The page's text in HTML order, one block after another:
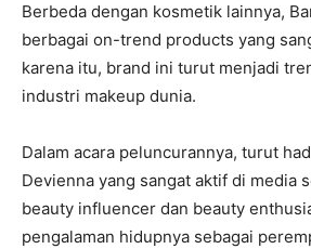
Berbeda dengan kosmetik lainnya,
berbagai on-trend products yang
karena itu, brand ini turut menjadi
industri makeup dunia.
Dalam acara peluncurannya, turut
Devienna yang sangat aktif di media
beauty influencer dan beauty
pengalaman hidupnya sebagai